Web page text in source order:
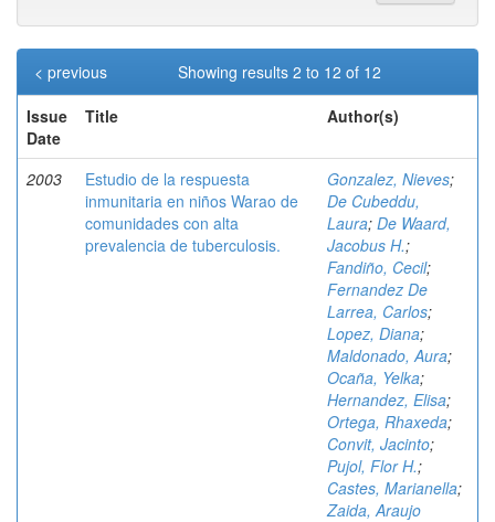
Showing results 2 to 12 of 12
< previous
Issue
Date
Title Author(s)
2003
Estudio de la respuesta
inmunitaria en niños Warao de
comunidades con alta
prevalencia de tuberculosis.
Gonzalez, Nieves;
De Cubeddu,
Laura; De Waard,
Jacobus H.;
Fandiño, Cecil;
Fernandez De
Larrea, Carlos;
Lopez, Diana;
Maldonado, Aura;
Ocaña, Yelka;
Hernandez, Elisa;
Ortega, Rhaxeda;
Convit, Jacinto;
Pujol, Flor H.;
Castes, Marianella;
Zaida, Araujo